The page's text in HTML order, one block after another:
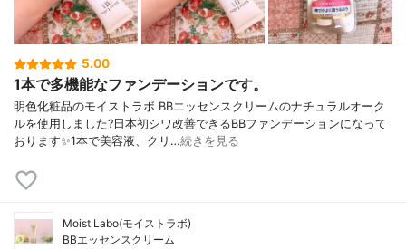
5.00
1本で多機能なファンデーションです。
明色化粧品のモイストラボ BBエッセンスクリームのナチュラルオーク
ルを使用しました?日本初シワ改善できるBBファンデーションになって
おります✨1本で美容液、クリ…続きを見る
Moist Labo(モイストラボ)
BBエッセンスクリーム